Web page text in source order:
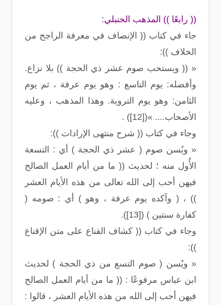
(( رابعًا )) المذهب الحنبلي:
جاء في كتاب (( الإنصاف في معرفة الراجح من
الخلاف )):
« (( ويستحب صوم عشر ذي الحجة )) بلا نزاع.
وأفضله: يوم التاسع : وهو يوم عرفة ، ثم يوم
الثامن: وهو يوم التروية. وهذا المذهب ، وعليه
الأصحاب.... »([12]) .
وجاء في كتاب (( شرح منتهى الإرادات )):
« ويُسن صوم ( عشر ذي الحجة ) أي : التسعة
الأُول منه ؛ لحديث (( ما من أيام العمل الصالح
فيهن أحب إلى الله تعالى من هذه الأيام العشر
)) ، ( وآكده يوم عرفة ، وهو ) أي : صومه (
كفارة سنتين ) ([13]).
وجاء في كتاب (( كشاف القناع على متن الإقناع
)):
« ويُسن ( صوم التسع من ذي الحجة ) لحديث
ابن عباس مرفوعًا : (( ما من أيام العمل الصالح
فيهن أحب إلى الله من هذه الأيام العشر ، قالوا :